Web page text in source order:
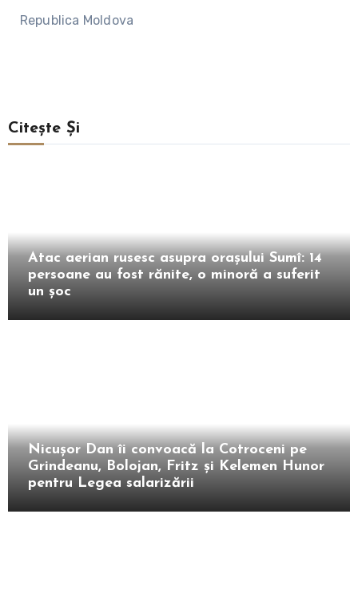
Republica Moldova
Citește Și
Atac aerian rusesc asupra orașului Sumî: 14
persoane au fost rănite, o minoră a suferit
un șoc
Nicușor Dan îi convoacă la Cotroceni pe
Grindeanu, Bolojan, Fritz și Kelemen Hunor
pentru Legea salarizării